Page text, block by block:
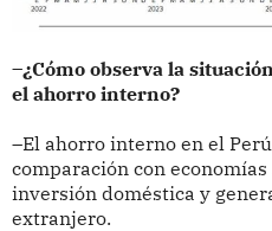
–¿Cómo observa la
el ahorro interno?
–El ahorro interno en el
comparación con
inversión doméstica y
extranjero.